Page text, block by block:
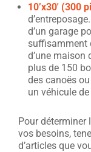
10’x30′ (300
d’un garage
suffisamment
d’une maison
plus de 150
des canoës
un véhicule
Pour déterminer
vos besoins,
d’articles que